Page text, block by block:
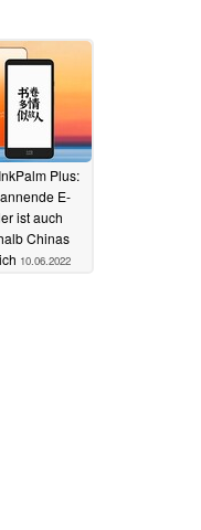
Plus:
E-
ist auch
Chinas
10.06.2022